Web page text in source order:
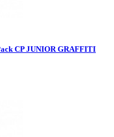
CP JUNIOR GRAFFITI